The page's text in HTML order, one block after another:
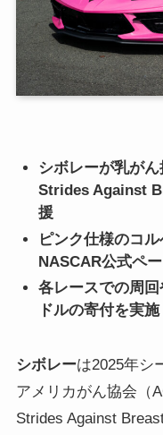
シボレーが乳が
Strides Against
援
ピンク仕様のコ
NASCAR公式ペ
各レースでの周
ドルの寄付を実施
シボレーは2025年シ
アメリカがん協会（
Strides Against